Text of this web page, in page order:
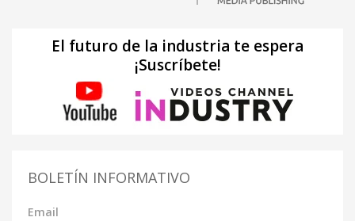
El futuro de la industria te espera
¡Suscríbete!
BOLETÍN INFORMATIVO
Email